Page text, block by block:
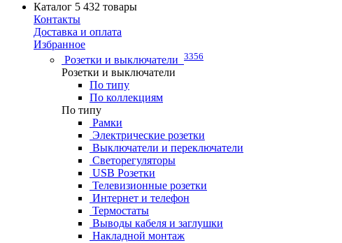
Каталог 5 432 товары
Контакты
Доставка и оплата
Избранное
Розетки и выключатели 3356
Розетки и выключатели
По типу
По коллекциям
По типу
Рамки
Электрические розетки
Выключатели и переключатели
Светорегуляторы
USB Розетки
Телевизионные розетки
Интернет и телефон
Термостаты
Выводы кабеля и заглушки
Накладной монтаж